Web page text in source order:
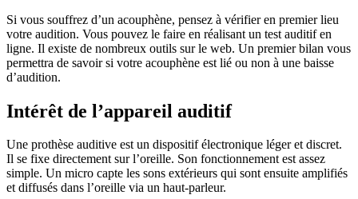
Si vous souffrez d’un acouphène, pensez à vérifier en premier lieu
votre audition. Vous pouvez le faire en réalisant un test auditif en
ligne. Il existe de nombreux outils sur le web. Un premier bilan vous
permettra de savoir si votre acouphène est lié ou non à une baisse
d’audition.
Intérêt de l’appareil auditif
Une prothèse auditive est un dispositif électronique léger et discret.
Il se fixe directement sur l’oreille. Son fonctionnement est assez
simple. Un micro capte les sons extérieurs qui sont ensuite amplifiés
et diffusés dans l’oreille via un haut-parleur.